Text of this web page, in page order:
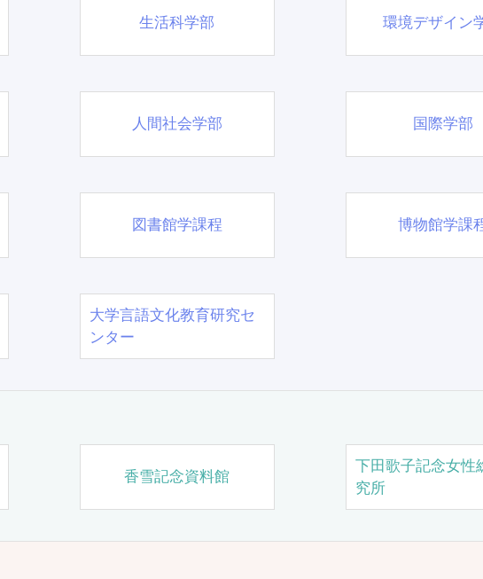
生活科学部 環境デザイン
人間社会学部 国際学部
図書館学課程 博物館学課
大学言語文化教育研究セ
ンター
香雪記念資料館
下田歌子記念女性
究所